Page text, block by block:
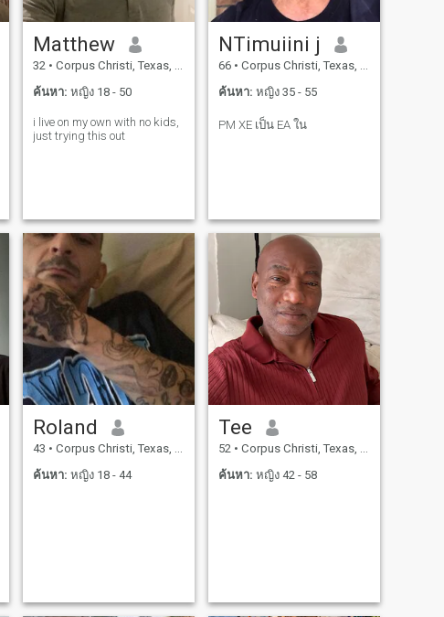
Matthew
32 • Corpus Christi, Texas, สหรัฐอเมริกา
ค้นหา: หญิง 18 - 50
i live on my own with no kids,
just trying this out
NTimuiini j
66 • Corpus Christi, Texas, สหรัฐอเมริกา
ค้นหา: หญิง 35 - 55
PM XE เป็น EA ใน
Roland
43 • Corpus Christi, Texas, สหรัฐอเมริกา
ค้นหา: หญิง 18 - 44
Tee
52 • Corpus Christi, Texas, สหรัฐอเมริกา
ค้นหา: หญิง 42 - 58